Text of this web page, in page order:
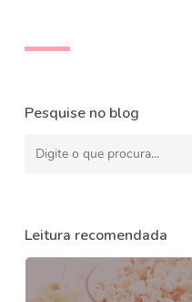
Pesquise no blog
Leitura recomendada